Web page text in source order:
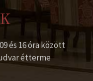
és 16 óra között
étterme